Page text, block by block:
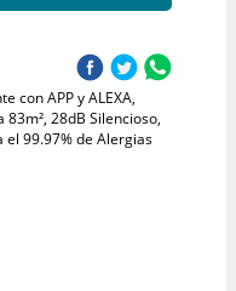
con APP y ALEXA,
83m², 28dB Silencioso,
el 99.97% de Alergias